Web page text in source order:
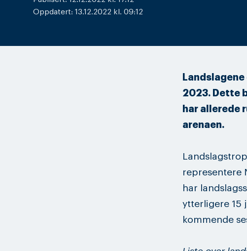
Oppdatert: 13.12.2022 kl. 09:12
2023. Dette
har allerede
arenaen.
representere
har
ytterligere 15
kommende